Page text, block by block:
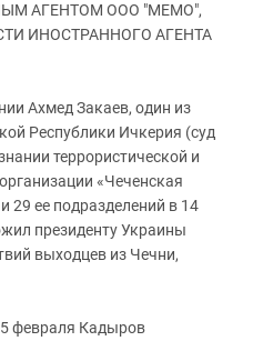
АГЕНТОМ ООО "МЕМО",
ИНОСТРАННОГО АГЕНТА
Ахмед Закаев, один из
Республики Ичкерия (суд
террористической и
«Чеченская
29 ее подразделений в 14
президенту Украины
выходцев из Чечни,
февраля Кадыров